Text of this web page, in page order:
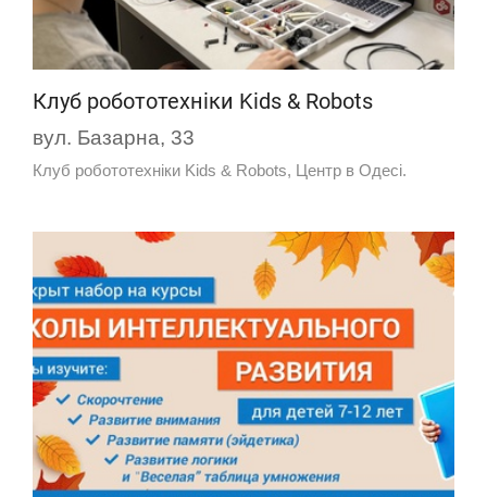
Клуб робототехніки Kids & Robots
вул. Базарна, 33
Клуб робототехніки Kids & Robots, Центр в Одесі.